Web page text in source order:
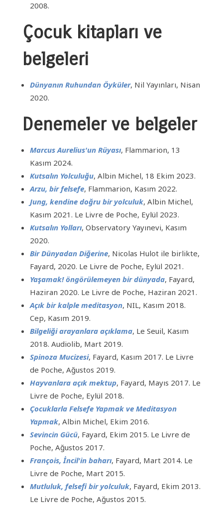
2008.
Çocuk kitapları ve
belgeleri
Dünyanın Ruhundan Öyküler, Nil Yayınları, Nisan
2020.
Denemeler ve belgeler
Marcus Aurelius'un Rüyası, Flammarion, 13
Kasım 2024.
Kutsalın Yolculuğu, Albin Michel, 18 Ekim 2023.
Arzu, bir felsefe, Flammarion, Kasım 2022.
Jung, kendine doğru bir yolculuk, Albin Michel,
Kasım 2021. Le Livre de Poche, Eylül 2023.
Kutsalın Yolları, Observatory Yayınevi, Kasım
2020.
Bir Dünyadan Diğerine, Nicolas Hulot ile birlikte,
Fayard, 2020. Le Livre de Poche, Eylül 2021.
Yaşamak! öngörülemeyen bir dünyada, Fayard,
Haziran 2020. Le Livre de Poche, Haziran 2021.
Açık bir kalple meditasyon, NIL, Kasım 2018.
Cep, Kasım 2019.
Bilgeliği arayanlara açıklama, Le Seuil, Kasım
2018. Audiolib, Mart 2019.
Spinoza Mucizesi, Fayard, Kasım 2017. Le Livre
de Poche, Ağustos 2019.
Hayvanlara açık mektup, Fayard, Mayıs 2017. Le
Livre de Poche, Eylül 2018.
Çocuklarla Felsefe Yapmak ve Meditasyon
Yapmak, Albin Michel, Ekim 2016.
Sevincin Gücü, Fayard, Ekim 2015. Le Livre de
Poche, Ağustos 2017.
François, İncil'in baharı, Fayard, Mart 2014. Le
Livre de Poche, Mart 2015.
Mutluluk, felsefi bir yolculuk, Fayard, Ekim 2013.
Le Livre de Poche, Ağustos 2015.